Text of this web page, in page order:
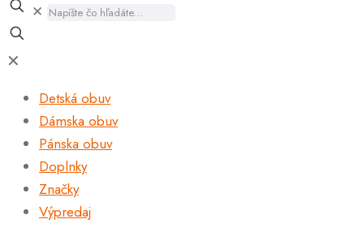
✕
✕
Detská obuv
Dámska obuv
Pánska obuv
Doplnky
Značky
Výpredaj